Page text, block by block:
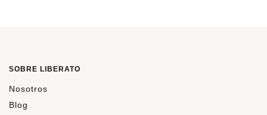
SOBRE LIBERATO
Nosotros
Blog